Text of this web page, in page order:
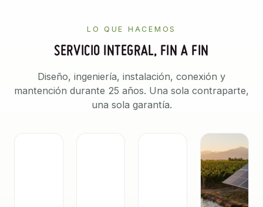
LO QUE HACEMOS
SERVICIO INTEGRAL, FIN A FIN
Diseño, ingeniería, instalación, conexión y
mantención durante 25 años. Una sola contraparte,
una sola garantía.